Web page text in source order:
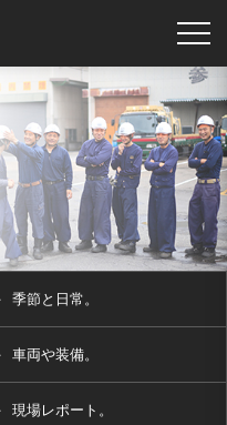
季節と日常。
車両や装備。
現場レポート。